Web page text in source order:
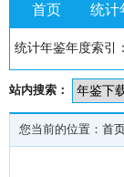
首页 统计
统计年鉴年度索引：
站内搜索：
您当前的位置： 首